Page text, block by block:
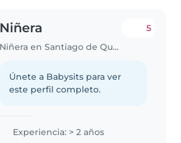
Niñera
Niñera en Santiago de Querétaro
5
Únete a Babysits para ver
este perfil completo.
Experiencia: > 2 años